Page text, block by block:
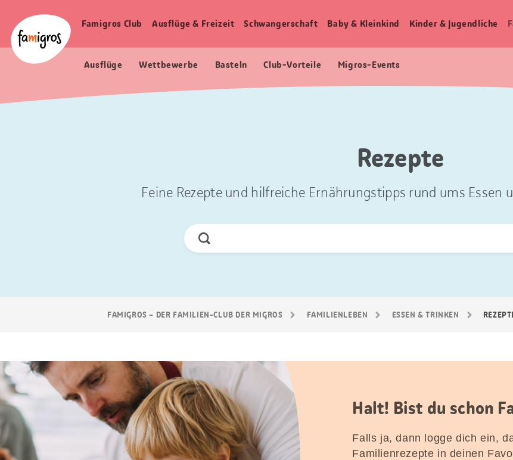
Navigation
Logo
Haupt
Famigros Club Ausflüge & Freizeit Schwangerschaft Baby & Kleinkind Kinder & Jugendliche
Ausflüge Wettbewerbe Basteln Club-Vorteile Migros-Events
Rezepte
Feine Rezepte und hilfreiche Ernährungstipps rund ums Essen
Jetzt
FAMIGROS – DER FAMILIEN-CLUB DER MIGROS FAMILIEN­LEBEN ESSEN & TRINKEN
Halt! Bist du schon
Falls ja, dann logge dich ein,
Familienrezepte in deinen